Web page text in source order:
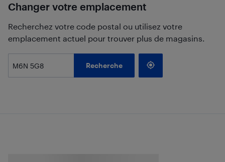
Changer votre emplacement
Recherchez votre code postal ou utilisez votre
emplacement actuel pour trouver plus de magasins.
Recherche